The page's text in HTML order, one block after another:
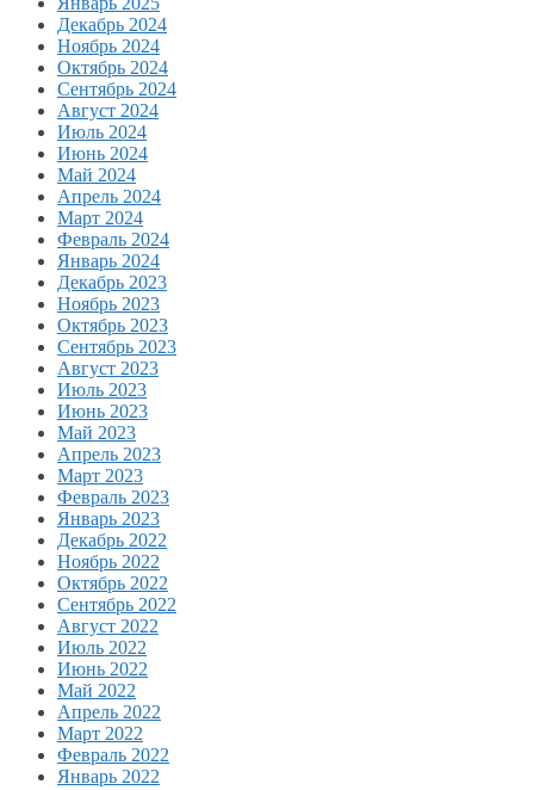
Декабрь 2024
Ноябрь 2024
Октябрь 2024
Сентябрь 2024
Август 2024
Июль 2024
Июнь 2024
Май 2024
Апрель 2024
Март 2024
Февраль 2024
Январь 2024
Декабрь 2023
Ноябрь 2023
Октябрь 2023
Сентябрь 2023
Август 2023
Июль 2023
Июнь 2023
Май 2023
Апрель 2023
Март 2023
Февраль 2023
Январь 2023
Декабрь 2022
Ноябрь 2022
Октябрь 2022
Сентябрь 2022
Август 2022
Июль 2022
Июнь 2022
Май 2022
Апрель 2022
Март 2022
Февраль 2022
Январь 2022